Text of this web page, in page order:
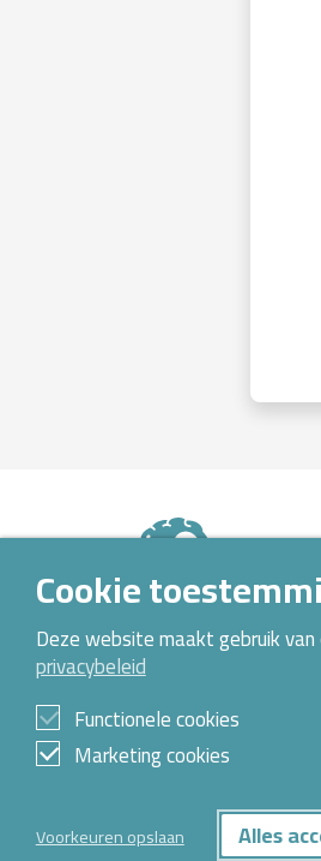
Op Kennispoort
verloskundig
o.a. aanstaande
Opleidingen
© 2026 Alle rechten
Cookie
Deze website maakt gebruik van
privacybeleid
Functionele cookies
Marketing cookies
Voorkeuren opslaan Alles